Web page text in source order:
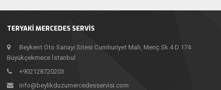
TERYAKI MERCEDES SERVIS
Beykent Oto Sanayi Sitesi Cumhuriyet Mah, Meriç Sk.4 D 174
Büyükçekmece İstanbul
+902128720203
info@beylikduzumercedesservisi.com